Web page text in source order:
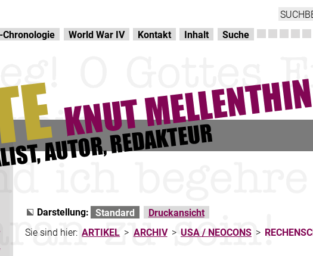
World War IV Kontakt Inhalt Suche
Darstellung: Standard
Druckansicht
Sie sind hier: ARTIKEL > ARCHIV > USA / NEOCONS >